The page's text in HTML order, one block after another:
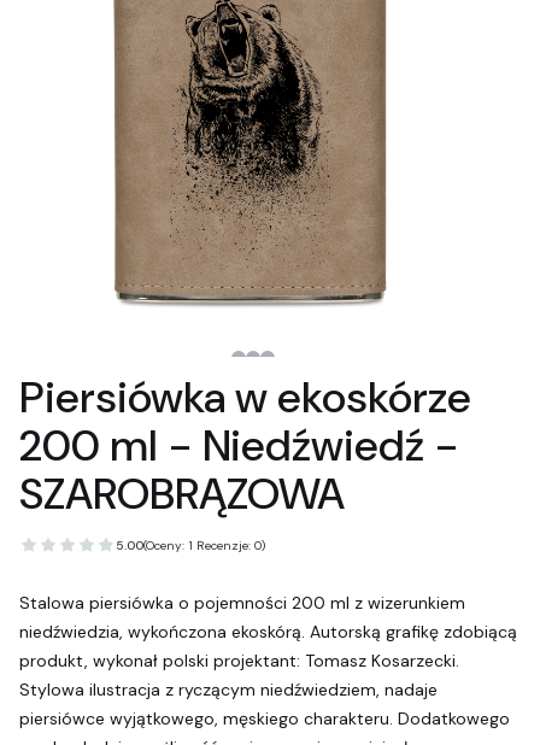
Piersiówka w ekoskórze
200 ml - Niedźwiedź -
SZAROBRĄZOWA
5.00(Oceny: 1 Recenzje: 0)
Stalowa piersiówka o pojemności 200 ml z wizerunkiem
niedźwiedzia, wykończona ekoskórą. Autorską grafikę zdobiącą
produkt, wykonał polski projektant: Tomasz Kosarzecki.
Stylowa ilustracja z ryczącym niedźwiedziem, nadaje
piersiówce wyjątkowego, męskiego charakteru. Dodatkowego